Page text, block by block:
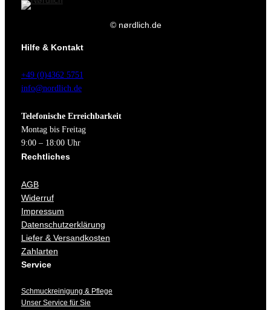
© nørdlich.de
Hilfe & Kontakt
+49 (0)4362 5751
info@nordlich.de
Telefonische Erreichbarkeit
Montag bis Freitag
9:00 – 18:00 Uhr
Rechtliches
AGB
Widerruf
Impressum
Datenschutzerklärung
Liefer & Versandkosten
Zahlarten
Service
Schmuckreinigung & Pflege
Unser Service für Sie